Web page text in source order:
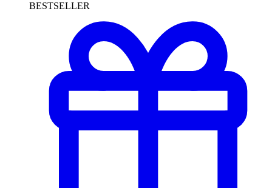
BESTSELLER